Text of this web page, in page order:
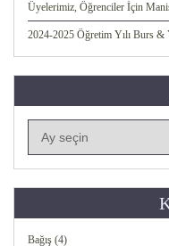
Üyelerimiz, Öğrenciler İçin
2024-2025 Öğretim Yılı Burs &
Bağış (4)